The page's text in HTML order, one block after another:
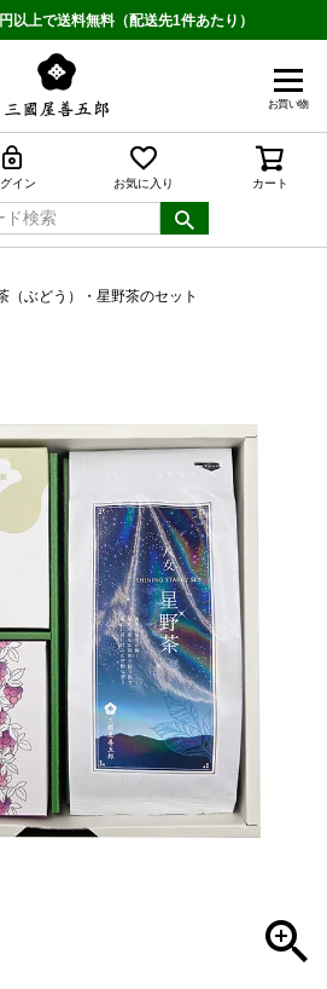
以上で送料無料（配送先1件あたり）
お買い物
イン お気に入り カート
（ぶどう）・星野茶のセット